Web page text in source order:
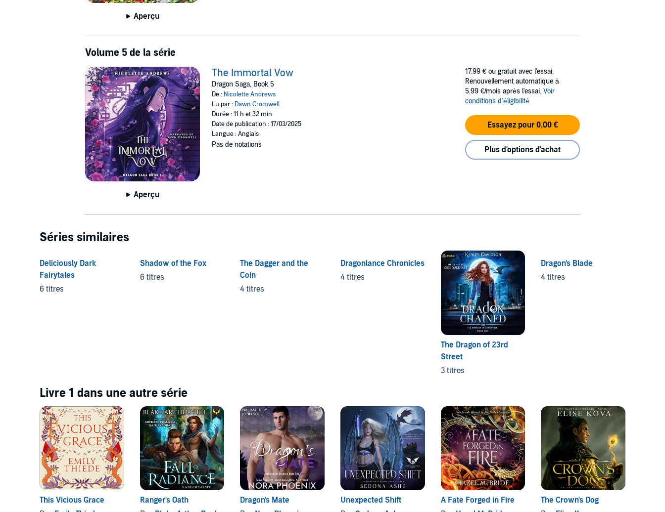
Aperçu
Volume 5 de la série
Aperçu
The Immortal Vow
Dragon Saga, Book 5
De : Nicolette Andrews
Lu par : Dawn Cromwell
Durée : 11 h et 32 min
Date de publication : 17/03/2025
Langue : Anglais
Pas de notations
17,99 € ou gratuit avec l'essai.
Renouvellement automatique à
5,99 €/mois après l'essai. Voir
conditions d'éligibilité
Essayez pour 0,00 €
Plus d'options d'achat
Séries similaires
Deliciously Dark
Fairytales
6 titres
Shadow of the Fox
6 titres
The Dagger and the
Coin
4 titres
Dragonlance Chronicles
4 titres
The Dragon of 23rd
Street
3 titres
Dragon's Blade
4 titres
Livre 1 dans une autre série
This Vicious Grace
Ranger's Oath
Dragon's Mate
Unexpected Shift
A Fate Forged in Fire
The Crown's Dog